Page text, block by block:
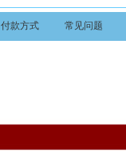
付款方式 常见问题